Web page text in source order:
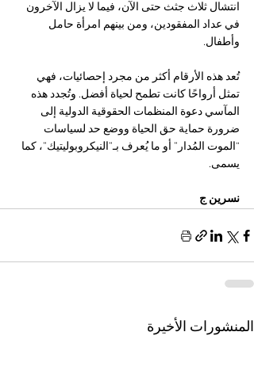
انتشال ثلاث جثث حتى الآن، فيما لا يزال الآخرون
في عداد المفقودين، ومن بينهم امرأة حامل
وأطفال.
تُعد هذه الأرقام أكثر من مجرد إحصائيات، فهي
تمثل أرواحًا كانت تطمح لحياة أفضل. وتُجدد هذه
المآسي دعوة المنظمات الحقوقية الدولية إلى
ضرورة حماية حق الحياة ووضع حد لسياسات
“الموت المُدار” أو ما يُعرف بـ”النيكروبوليتيك”، كما
يسمى.
نسرين ج
المنشورات الأخيرة